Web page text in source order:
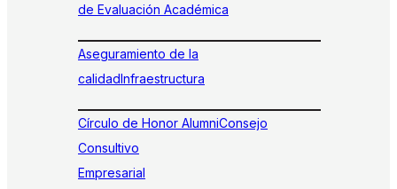
de Evaluación Académica
Aseguramiento de la
calidadInfraestructura
Círculo de Honor AlumniConsejo
Consultivo
Empresarial